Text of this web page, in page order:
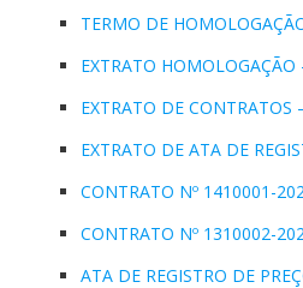
TERMO DE
EXTRATO HOMOLOGAÇÃO
EXTRATO DE CONTRATOS
EXTRATO DE ATA DE
CONTRATO Nº 1410001-
CONTRATO Nº 1310002-
ATA DE REGISTRO DE